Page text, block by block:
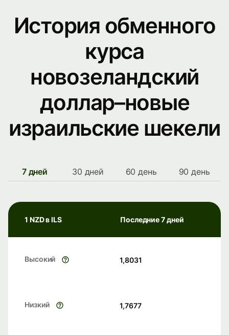
История обменного
курса
новозеландский
доллар–новые
израильские шекели
7 дней 30 дней 60 день 90 день
1 NZD в ILS Последние 7 дней
Высокий 1,8031
Низкий 1,7677